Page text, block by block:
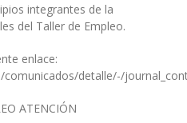
integrantes de la
del Taller de Empleo.
enlace:
detalle/-/